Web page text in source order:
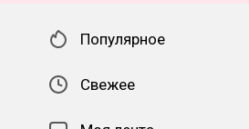
Популярное
Свежее